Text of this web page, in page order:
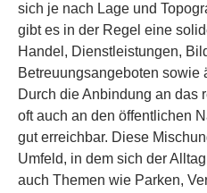
sich je nach Lage und
gibt es in der Regel eine
Handel, Dienstleistungen,
Betreuungsangeboten sowie
Durch die Anbindung an das
oft auch an den öffentlichen
gut erreichbar. Diese
Umfeld, in dem sich der
auch Themen wie Parken,